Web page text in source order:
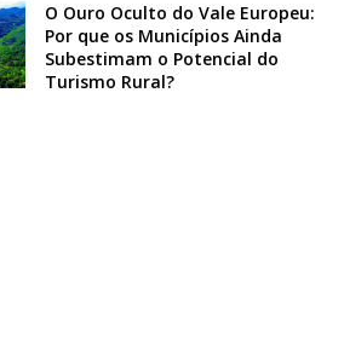
O Ouro Oculto do Vale Europeu:
Por que os Municípios Ainda
Subestimam o Potencial do
Turismo Rural?